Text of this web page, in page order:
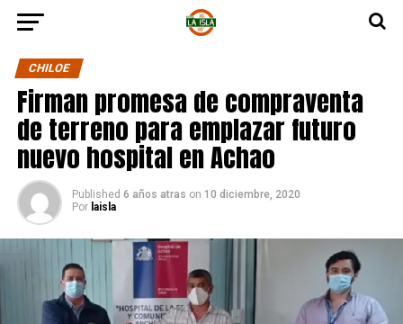
CHILOE
Firman promesa de compraventa
de terreno para emplazar futuro
nuevo hospital en Achao
Published 6 años atras on 10 diciembre, 2020
Por laisla